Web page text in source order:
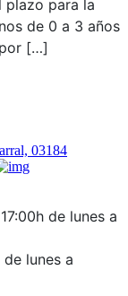
plazo para la
de 0 a 3 años
[…]
03184
de lunes a
lunes a